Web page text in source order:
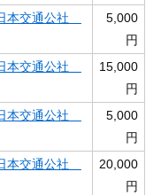
本交通公社
5,000
円
本交通公社
15,000
円
本交通公社
5,000
円
本交通公社
20,000
円